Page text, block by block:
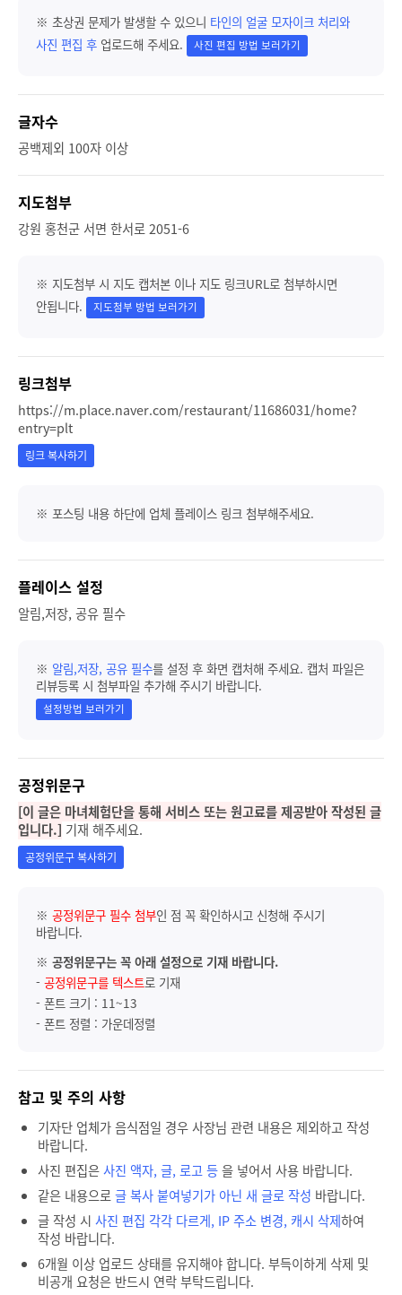
※ 초상권 문제가 발생할 수 있으니 타인의 얼굴 모자이크 처리와
사진 편집 후 업로드해 주세요. 사진 편집 방법 보러가기
글자수
공백제외 100자 이상
지도첨부
강원 홍천군 서면 한서로 2051-6
※ 지도첨부 시 지도 캡처본 이나 지도 링크URL로 첨부하시면
안됩니다.
지도첨부 방법 보러가기
링크첨부
https://m.place.naver.com/restaurant/11686031/home?
entry=plt
링크 복사하기
※ 포스팅 내용 하단에 업체 플레이스 링크 첨부해주세요.
플레이스 설정
알림,저장, 공유 필수
※ 알림,저장, 공유 필수를 설정 후 화면 캡처해 주세요. 캡처 파일은
리뷰등록 시 첨부파일 추가해 주시기 바랍니다.
설정방법 보러가기
공정위문구
[이 글은 마녀체험단을 통해 서비스 또는 원고료를 제공받아 작성된 글
입니다.] 기재 해주세요.
공정위문구 복사하기
※ 공정위문구 필수 첨부인 점 꼭 확인하시고 신청해 주시기
바랍니다.
※ 공정위문구는 꼭 아래 설정으로 기재 바랍니다.
- 공정위문구를 텍스트로 기재
- 폰트 크기 : 11~13
- 폰트 정렬 : 가운데정렬
참고 및 주의 사항
기자단 업체가 음식점일 경우 사장님 관련 내용은 제외하고 작성
바랍니다.
사진 편집은사진 액자, 글, 로고 등을 넣어서 사용 바랍니다.
같은 내용으로글 복사 붙여넣기가 아닌 새 글로 작성 바랍니다.
글 작성 시 사진 편집 각각 다르게, IP 주소 변경, 캐시 삭제하여
작성 바랍니다.
6개월 이상 업로드 상태를 유지해야 합니다. 부득이하게 삭제 및
비공개 요청은 반드시 연락 부탁드립니다.